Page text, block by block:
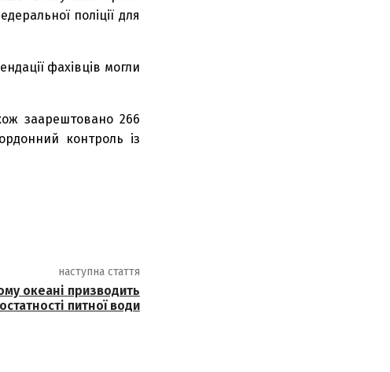
поліції для
фахівців могли
заарештовано 266
контроль із
наступна стаття
океані призводить
питної води